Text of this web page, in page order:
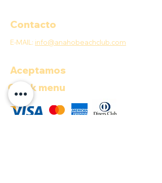
Contacto
E-MAIL: info@anahobeachclub.com
Aceptamos
Quick menu